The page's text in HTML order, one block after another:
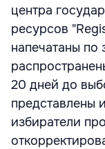
центра
ресурсов
напечатаны по
20 дней до
представлены
избиратели